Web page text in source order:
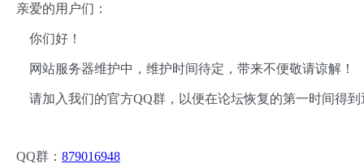
亲爱的用户们：
你们好！
网站服务器维护中，维护时间待定，带来不便敬请谅解！
请加入我们的官方QQ群，以便在论坛恢复的第一时间得到
QQ群： 879016948